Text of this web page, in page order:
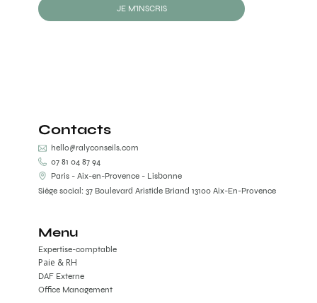
JE M'INSCRIS
Contacts
hello@ralyconseils.com
07 81 04 87 94
Paris - Aix-en-Provence - Lisbonne
Siège social: 37 Boulevard Aristide Briand 13100 Aix-En-Provence
Menu
Expertise-comptable
DAF Externe
Office Management
Paie & RH